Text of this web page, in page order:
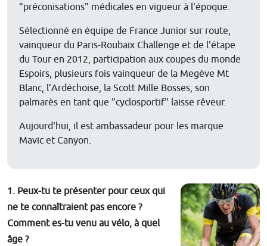
"préconisations" médicales en vigueur à l'époque.
Sélectionné en équipe de France Junior sur route,
vainqueur du Paris-Roubaix Challenge et de l'étape
du Tour en 2012, participation aux coupes du monde
Espoirs, plusieurs fois vainqueur de la Megève Mt
Blanc, l’Ardéchoise, la Scott Mille Bosses, son
palmarès en tant que "cyclosportif" laisse rêveur.
Aujourd'hui, il est ambassadeur pour les marque
Mavic et Canyon.
1. Peux-tu te présenter pour ceux qui
ne te connaîtraient pas encore ?
Comment es-tu venu au vélo, à quel
âge ?